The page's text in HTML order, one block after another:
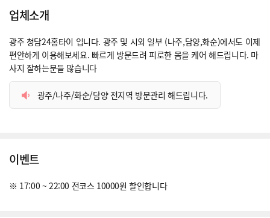
업체소개
광주 청담24홈타이 입니다. 광주 및 시외 일부 (나주,담양,화순)에서도 이제
편안하게 이용해보세요. 빠르게 방문드려 피로한 몸을 케어 해드립니다. 마
사지 잘하는분들 많습니다
광주/나주/화순/담양 전지역 방문관리 해드립니다.
이벤트
※ 17:00 ~ 22:00 전코스 10000원 할인합니다